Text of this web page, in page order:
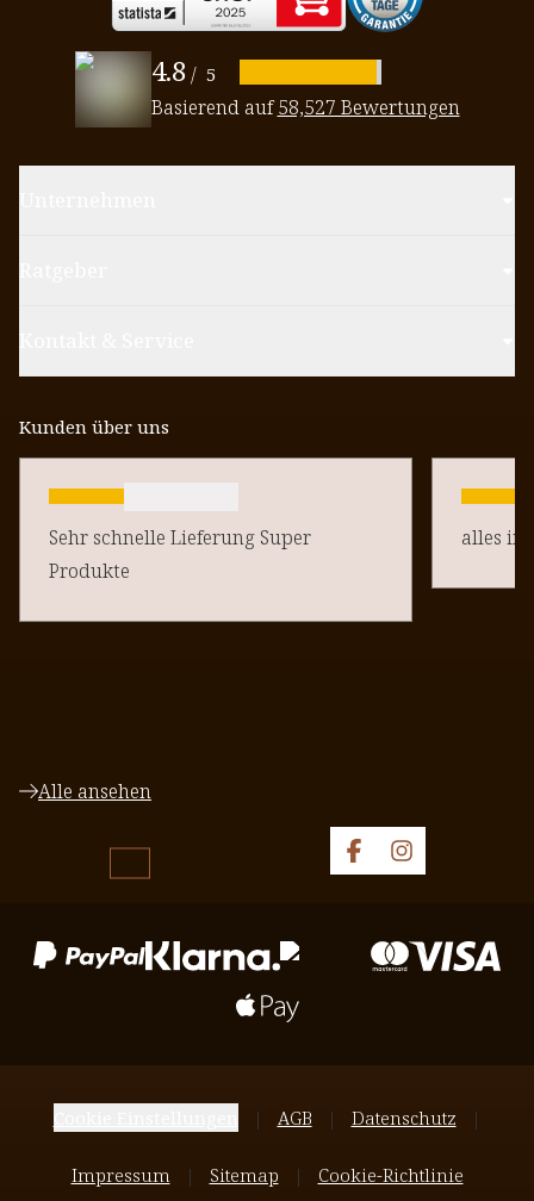
4.8 / 5
Basierend auf58,527 Bewertungen
Kunden über uns
Sehr schnelle Lieferung Super
Produkte
alles in
Alle ansehen
AGB Datenschutz
Impressum Sitemap Cookie-Richtlinie